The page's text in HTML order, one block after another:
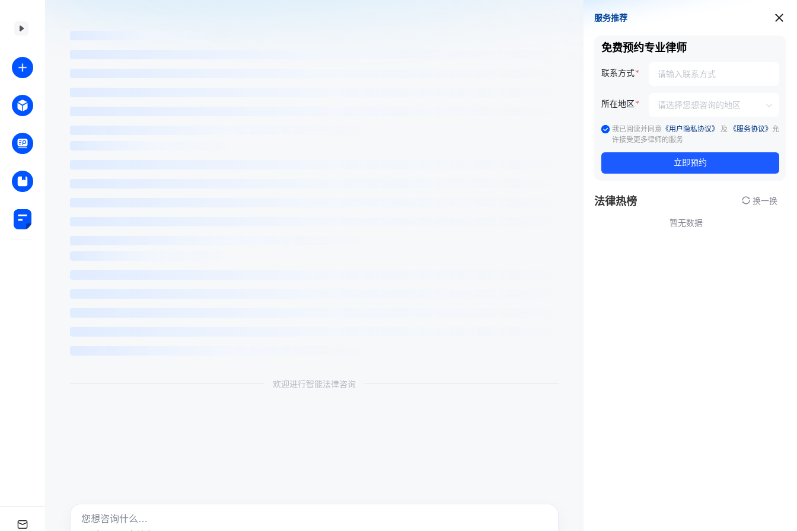
欢迎进行智能法律咨询
服务推荐
服务推荐
免费预约专业律师
联系方式
所在地区
我已阅读并同意 《用户隐私协议》 及 《服务协议》 允
许接受更多律师的服务
立即预约
法律热榜 换一换
暂无数据